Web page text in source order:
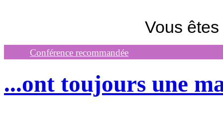
Vous
Conférence recommandée
...ont toujours une